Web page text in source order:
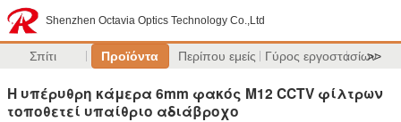
Shenzhen Octavia Optics Technology Co.,Ltd
Σπίτι Προϊόντα Περίπου εμείς Γύρος εργοστασίων
>>
Η υπέρυθρη κάμερα 6mm φακός M12 CCTV φίλτρων
τοποθετεί υπαίθριο αδιάβροχο